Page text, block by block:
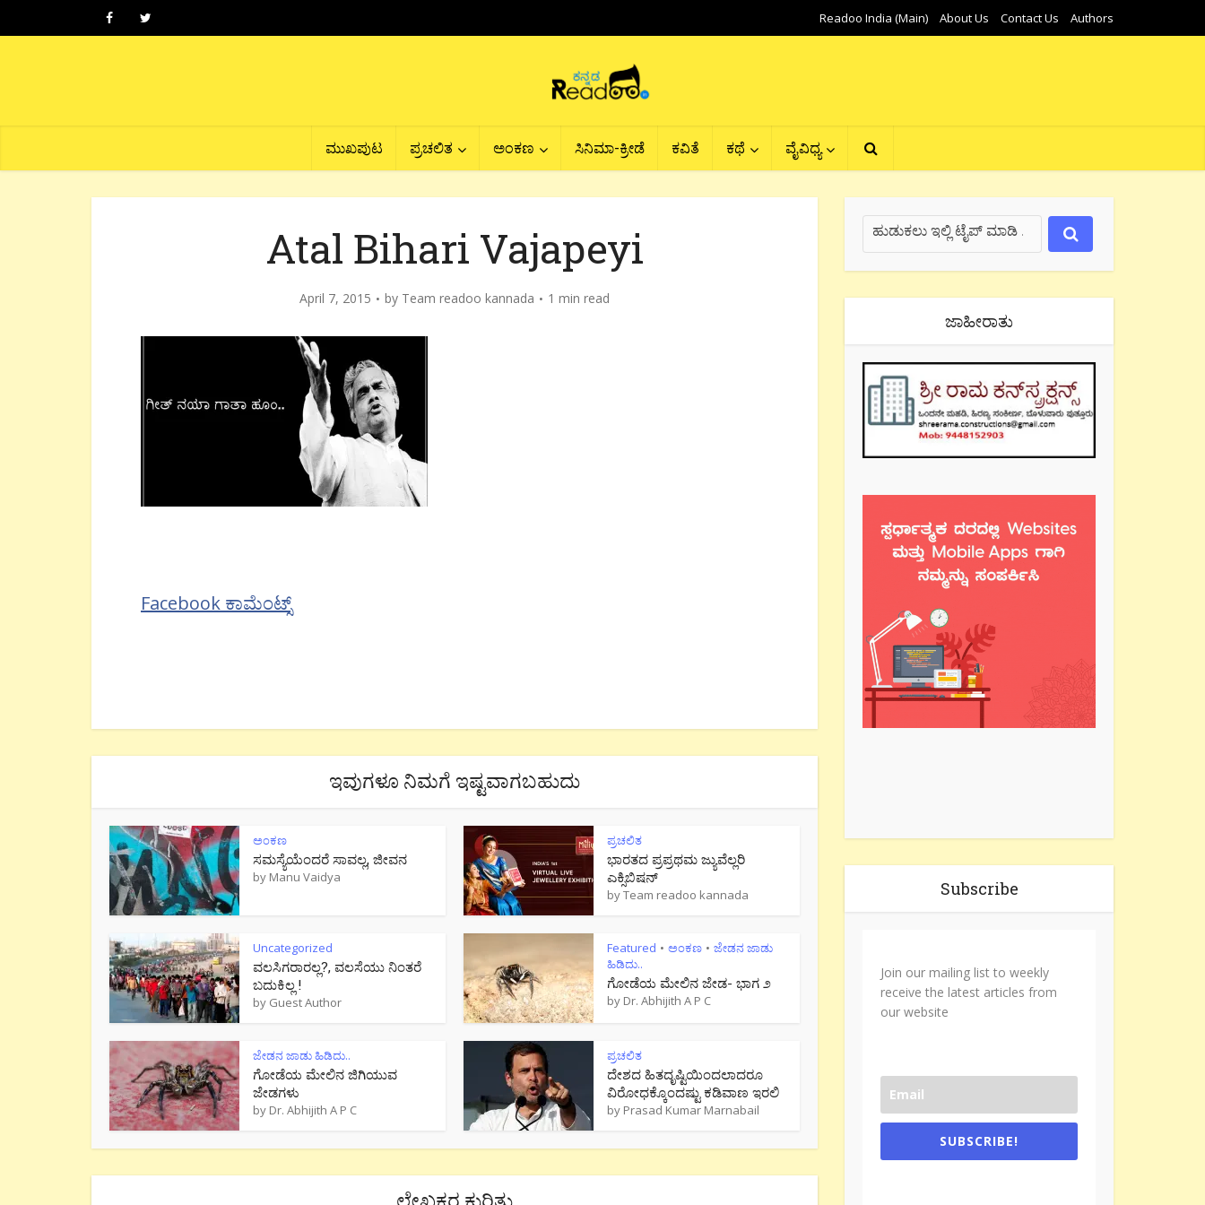
Readoo India (Main) About Us Contact Us Authors
ಮುಖಪುಟ ಪ್ರಚಲಿತ ಅಂಕಣ ಸಿನಿಮಾ-ಕ್ರೀಡೆ ಕವಿತೆ ಕಥೆ ವೈವಿಧ್ಯ
Atal Bihari Vajapeyi
April 7, 2015 by Team readoo kannada 1 min read
Facebook ಕಾಮೆಂಟ್ಸ್
ಇವುಗಳೂ ನಿಮಗೆ ಇಷ್ಟವಾಗಬಹುದು
ಅಂಕಣ
ಸಮಸ್ಯೆಯೆಂದರೆ ಸಾವಲ್ಲ, ಜೀವನ
by Manu Vaidya
ಪ್ರಚಲಿತ
ಭಾರತದ ಪ್ರಪ್ರಥಮ ಜ್ಯುವೆಲ್ಲರಿ
ಎಕ್ಸಿಬಿಷನ್
byTeam readoo kannada
Uncategorized
ವಲಸಿಗರಾರಲ್ಲ?, ವಲಸೆಯು ನಿಂತರೆ
ಬದುಕಿಲ್ಲ !
by Guest Author
Featured • ಅಂಕಣ • ಜೇಡನ ಜಾಡು
ಹಿಡಿದು..
ಗೋಡೆಯ ಮೇಲಿನ ಜೇಡ- ಭಾಗ ೨
by Dr. Abhijith A P C
ಜೇಡನ ಜಾಡು ಹಿಡಿದು..
ಗೋಡೆಯ ಮೇಲಿನ ಜಿಗಿಯುವ
ಜೇಡಗಳು
by Dr. Abhijith A P C
ಪ್ರಚಲಿತ
ದೇಶದ ಹಿತದೃಷ್ಟಿಯಿಂದಲಾದರೂ
ವಿರೋಧಕ್ಕೊಂದಷ್ಟು ಕಡಿವಾಣ ಇರಲಿ
by Prasad Kumar Marnabail
ಜಾಹೀರಾತು
Subscribe
Join our mailing list to weekly
receive the latest articles from
our website
SUBSCRIBE!